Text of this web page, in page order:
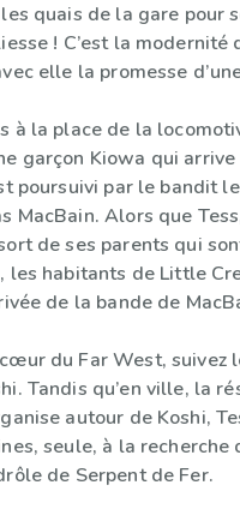
quais de la gare pour
! C’est la modernité
elle la promesse
à la place de la
garçon Kiowa qui
poursuivi par le bandit
MacBain. Alors que
de ses parents qui
les habitants de Little
de la bande de
du Far West, suivez
Tandis qu’en ville, la
autour de Koshi,
seule, à la
de Serpent de Fer.